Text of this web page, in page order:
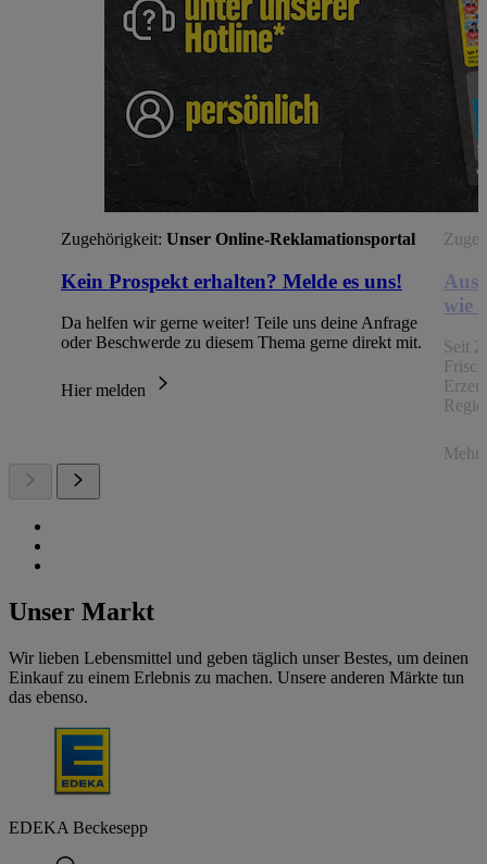
Zugehörigkeit: Unser Online-Reklamationsportal
Kein Prospekt erhalten? Melde es uns!
Da helfen wir gerne weiter! Teile uns deine Anfrage
oder Beschwerde zu diesem Thema gerne direkt mit.
Hier melden
Aus
wie
Seit
Mehr
Unser Markt
Wir lieben Lebensmittel und geben täglich unser Bestes, um deinen
Einkauf zu einem Erlebnis zu machen. Unsere anderen Märkte tun
das ebenso.
EDEKA Beckesepp